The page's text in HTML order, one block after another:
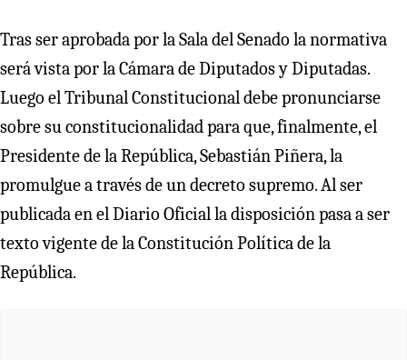
Tras ser aprobada por la Sala del Senado la normativa
será vista por la Cámara de Diputados y Diputadas.
Luego el Tribunal Constitucional debe pronunciarse
sobre su constitucionalidad para que, finalmente, el
Presidente de la República, Sebastián Piñera, la
promulgue a través de un decreto supremo. Al ser
publicada en el Diario Oficial la disposición pasa a ser
texto vigente de la Constitución Política de la
República.